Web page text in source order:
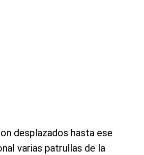
desplazados hasta ese
varias patrullas de la